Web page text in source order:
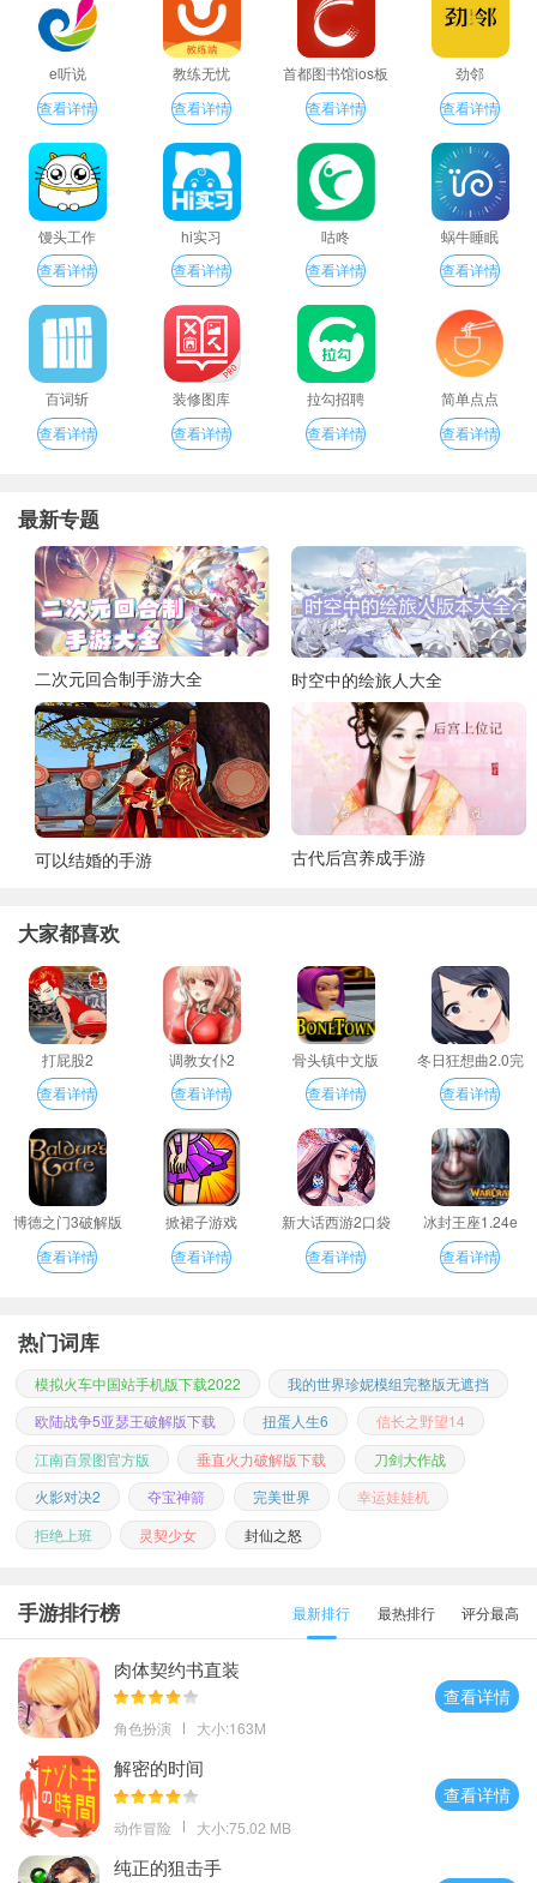
e听说
查看详情
教练无忧
查看详情
首都图书馆ios板
查看详情
劲邻
查看详情
馒头工作
查看详情
hi实习
查看详情
咕咚
查看详情
蜗牛睡眠
查看详情
百词斩
查看详情
装修图库
查看详情
拉勾招聘
查看详情
简单点点
查看详情
最新专题
二次元回合制手游大全 时空中的绘旅人大全
可以结婚的手游 古代后宫养成手游
大家都喜欢
打屁股2
查看详情
调教女仆2
查看详情
骨头镇中文版
查看详情
冬日狂想曲2.0完
整汉化版
查看详情
博德之门3破解版
查看详情
掀裙子游戏
查看详情
新大话西游2口袋
版
查看详情
冰封王座1.24e
查看详情
热门词库
模拟火车中国站手机版下载2022
我的世界珍妮模组完整版无遮挡
欧陆战争5亚瑟王破解版下载
扭蛋人生6
信长之野望14
江南百景图官方版
垂直火力破解版下载
刀剑大作战
火影对决2
夺宝神箭 完美世界
幸运娃娃机
拒绝上班
灵契少女 封仙之怒
手游排行榜 最新排行 最热排行 评分最高
肉体契约书直装
角色扮演 大小:163M
查看详情
解密的时间
动作冒险 大小:75.02 MB
查看详情
纯正的狙击手